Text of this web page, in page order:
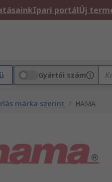
Ipari portálÚj
Gyártói szám
márka szerint / HAMA